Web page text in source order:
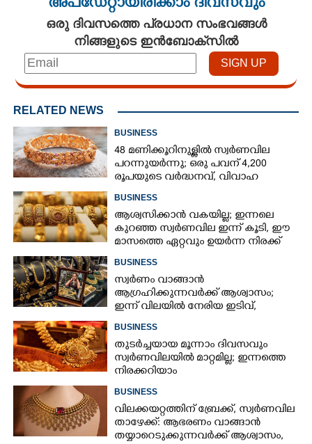
അപ്ഡേറ്റായിരിക്കാം ദിവസവും
ഒരു ദിവസത്തെ പ്രധാന സംഭവങ്ങൾ
നിങ്ങളുടെ ഇൻബോക്സിൽ
RELATED NEWS
BUSINESS
48 മണിക്കൂറിനുള്ളിൽ സ്വർണവില
പറന്നുയർന്നു; ഒരു പവന് 4,200
രൂപയുടെ വർദ്ധനവ്, വിവാഹ
BUSINESS
ആശ്വസിക്കാൻ വകയില്ല; ഇന്നലെ
കുറഞ്ഞ സ്വർണവില ഇന്ന് കൂടി, ഈ
മാസത്തെ ഏറ്റവും ഉയർന്ന നിരക്ക്
BUSINESS
സ്വർണം വാങ്ങാൻ
ആഗ്രഹിക്കുന്നവർക്ക് ആശ്വാസം;
ഇന്ന് വിലയിൽ നേരിയ ഇടിവ്,
BUSINESS
തുടർച്ചയായ മൂന്നാം ദിവസവും
സ്വർണവിലയിൽ മാറ്റമില്ല; ഇന്നത്തെ
നിരക്കറിയാം
BUSINESS
വിലക്കയറ്റത്തിന് ബ്രേക്ക്, സ്വർണവില
താഴേക്ക്: ആഭരണം വാങ്ങാൻ
തയ്യാറെടുക്കുന്നവർക്ക് ആശ്വാസം,